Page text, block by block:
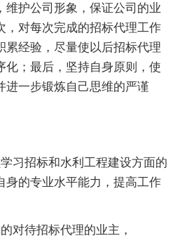
维护公司形象，保证公司的业
，对每次完成的招标代理工作
累经验，尽量使以后招标代理
化；最后，坚持自身原则，使
进一步锻炼自己思维的严谨
招标和水利工程建设方面的
身的专业水平能力，提高工作
待招标代理的业主，